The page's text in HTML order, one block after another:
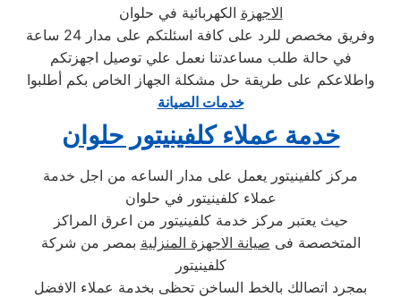
الاجهزة الكهربائية في حلوان
وفريق مخصص للرد على كافة اسئلتكم على مدار 24 ساعة
في حالة طلب مساعدتنا نعمل علي توصيل اجهزتكم
واطلاعكم على طريقة حل مشكلة الجهاز الخاص بكم أطلبوا
خدمات الصيانة
خدمة عملاء كلفينيتور حلوان
مركز كلفينيتور يعمل على مدار الساعه من اجل خدمة
عملاء كلفينيتور في حلوان
حيث يعتبر مركز خدمة كلفينيتور من اعرق المراكز
المتخصصة فى صيانة الاجهزة المنزلية بمصر من شركة
كلفينيتور
بمجرد اتصالك بالخط الساخن تحظى بخدمة عملاء الافضل